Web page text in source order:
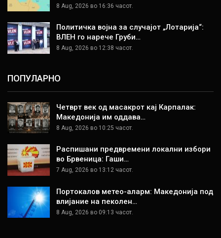
8 Aug, 2026 во 16:36 часот.
Политичка војна за случајот „Лотарија“:
ВЛЕН го нарече Груби…
8 Aug, 2026 во 12:38 часот.
ПОПУЛАРНО
Четврт век од масакрот кај Карпалак:
Македонија им оддава…
8 Aug, 2026 во 10:25 часот.
Распишани предвремени локални избори
во Брвеница: Гаши…
7 Aug, 2026 во 13:12 часот.
Портокалов метео-аларм: Македонија под
влијание на пеколен…
8 Aug, 2026 во 09:13 часот.